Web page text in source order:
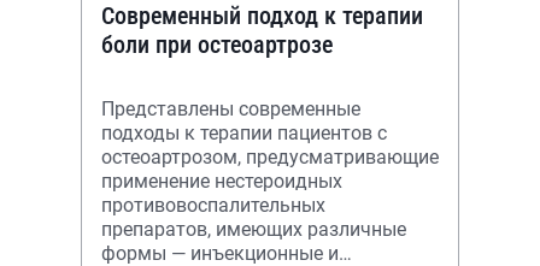
Современный подход к терапии
боли при остеоартрозе
Представлены современные
подходы к терапии пациентов с
остеоартрозом, предусматривающие
применение нестероидных
противовоспалительных
препаратов, имеющих различные
формы — инъекционные и